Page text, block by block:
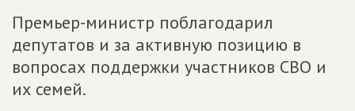
Премьер-министр поблагодарил
депутатов и за активную позицию в
вопросах поддержки участников СВО и
их семей.